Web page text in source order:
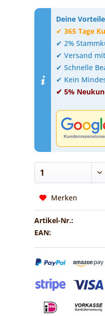
Deine
✔365 Tage
✔ 2%
✔ Versand mit
✔ Schnelle
✔ Kein
✔ 5%
Merken
Artikel-Nr.:
EAN: